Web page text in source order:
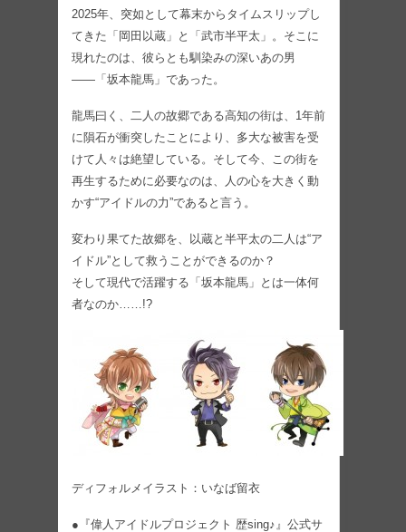
2025年、突如として幕末からタイムスリップし
てきた「岡田以蔵」と「武市半平太」。そこに
現れたのは、彼らとも馴染みの深いあの男
――「坂本龍馬」であった。
龍馬曰く、二人の故郷である高知の街は、1年前
に隕石が衝突したことにより、多大な被害を受
けて人々は絶望している。そして今、この街を
再生するために必要なのは、人の心を大きく動
かす“アイドルの力”であると言う。
変わり果てた故郷を、以蔵と半平太の二人は“ア
イドル”として救うことができるのか？
そして現代で活躍する「坂本龍馬」とは一体何
者なのか……!?
ディフォルメイラスト：いなば留衣
●『偉人アイドルプロジェクト 歴sing♪』公式サ